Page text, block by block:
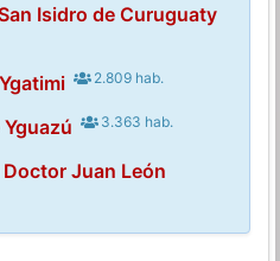
Isidro de Curuguaty
2.809 hab.
3.363 hab.
Juan León